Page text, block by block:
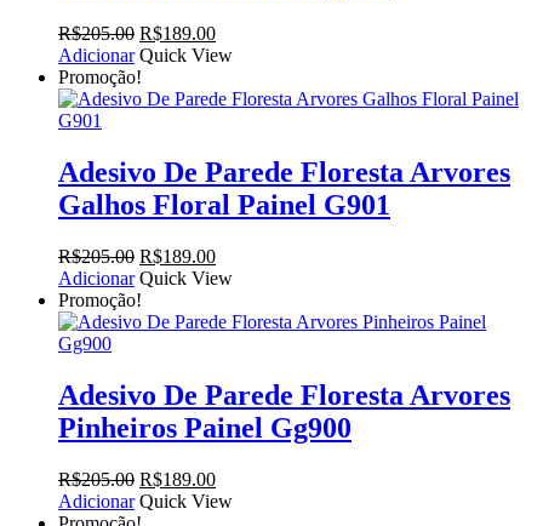
R$205.00 O
preço
original
era:
R$189.00O
preço
é:
Adicionar Quick View
Promoção!
Adesivo De Parede Floresta Arvores
Galhos Floral Painel G901
R$205.00 O
preço
original
era:
R$189.00O
preço
é:
Adicionar Quick View
Promoção!
Adesivo De Parede Floresta Arvores
Pinheiros Painel Gg900
R$205.00 O
preço
original
R$189.00O
preço
Adicionar Quick View